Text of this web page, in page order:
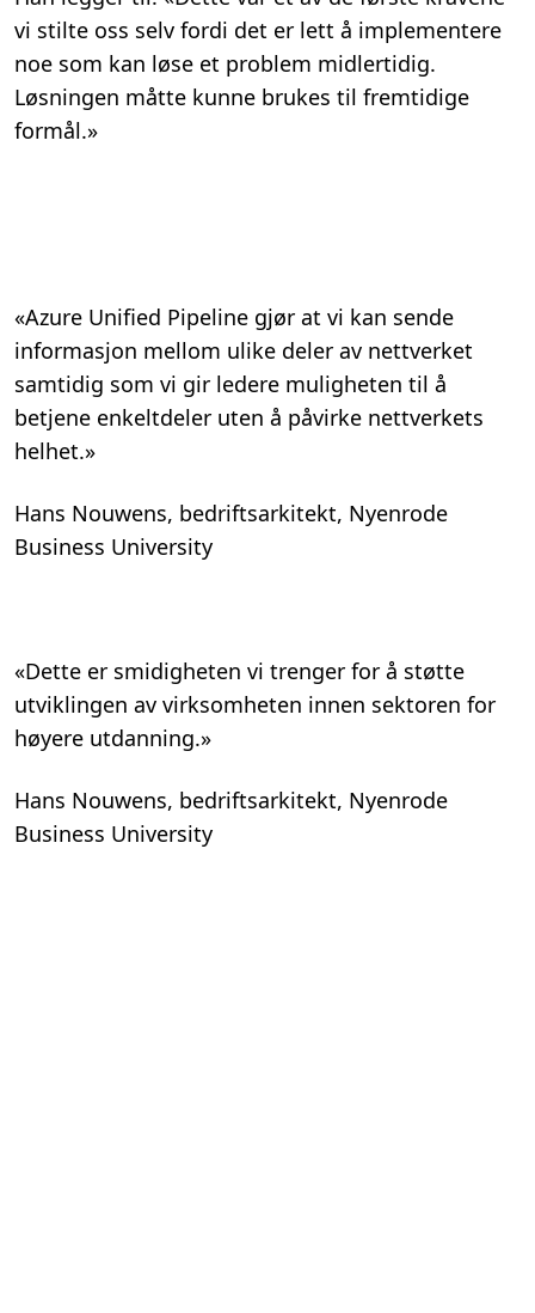
vi stilte oss selv fordi det er lett å implementere
noe som kan løse et problem midlertidig.
Løsningen måtte kunne brukes til fremtidige
formål.»
«Azure Unified Pipeline gjør at vi kan sende
informasjon mellom ulike deler av nettverket
samtidig som vi gir ledere muligheten til å
betjene enkeltdeler uten å påvirke nettverkets
helhet.»
Hans Nouwens, bedriftsarkitekt, Nyenrode
Business University
«Dette er smidigheten vi trenger for å støtte
utviklingen av virksomheten innen sektoren for
høyere utdanning.»
Hans Nouwens, bedriftsarkitekt, Nyenrode
Business University